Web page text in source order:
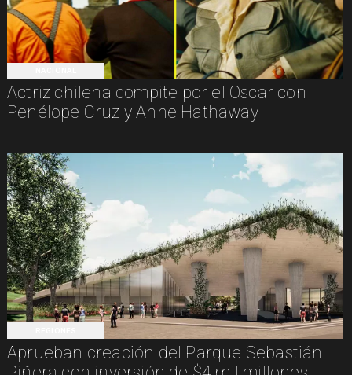
Actriz chilena compite por el Oscar con
Penélope Cruz y Anne Hathaway
Aprueban creación del Parque Sebastián